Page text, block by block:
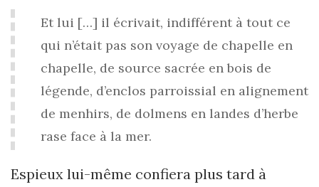
Et lui […] il écrivait, indifférent à tout ce
qui n’était pas son voyage de chapelle en
chapelle, de source sacrée en bois de
légende, d’enclos parroissial en alignement
de menhirs, de dolmens en landes d’herbe
rase face à la mer.
Espieux lui-même confiera plus tard à